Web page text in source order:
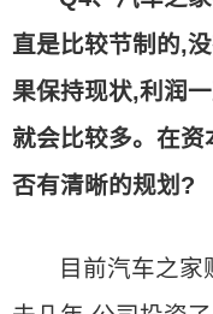
直是比较节制的,
果保持现状,利润
就会比较多。在
否有清晰的规划?
目前汽车之